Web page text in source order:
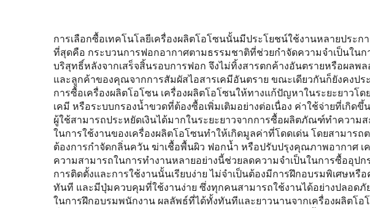
การเลือกซื้อเทคโนโลยีเครื่องผลิตโอโซนนั้นมีประโยชน์ใช้งานหลายประ
ที่สุดคือ กระบวนการฟอกอากาศตามธรรมชาติที่ช่วยกำจัดความจำเป็นใน
บริสุทธิ์หลังจากเสร็จสิ้นรอบการฟอก จึงไม่ทิ้งสารตกค้างอันตรายหรือผล
และลูกค้าของคุณจากการสัมผัสไอสารเคมีอันตราย ขณะเดียวกันก็ยังคง
การซื้อเครื่องผลิตโอโซน เครื่องผลิตโอโซนให้ทางแก้ปัญหาในระยะยาวโ
เคมี หรือระบบกรองน้ำขวดที่ต้องซื้อเพิ่มเติมอย่างต่อเนื่อง ค่าใช้จ่ายที่เกิด
ผู้ใช้สามารถประหยัดเงินได้มากในระยะยาวจากการซื้อผลิตภัณฑ์ทำควา
ในการใช้งานของเครื่องผลิตโอโซนทำให้เกิดมูลค่าที่โดดเด่น โดยสามา
ต้องการกำจัดกลิ่นควัน ฆ่าเชื้อพื้นผิว ฟอกน้ำ หรือปรับปรุงคุณภาพอากาศ เ
ความสามารถในการทำงานหลายอย่างนี้ช่วยลดความจำเป็นในการซื้ออุ
การติดตั้งและการใช้งานนั้นเรียบง่าย ไม่จำเป็นต้องมีการฝึกอบรมพิเศษห
ทันที และมีปุ่มควบคุมที่ใช้งานง่าย ซึ่งทุกคนสามารถใช้งานได้อย่างปลอด
ในการฝึกอบรมพนักงาน ผลลัพธ์ที่ได้ทั้งทันทีและยาวนานจากเครื่องผลิตโ